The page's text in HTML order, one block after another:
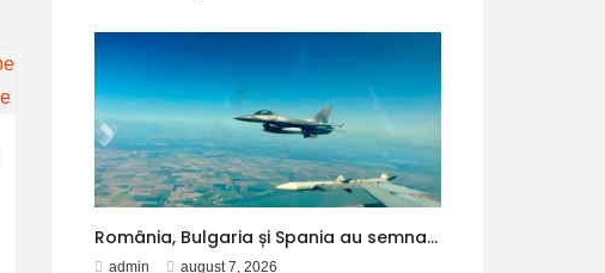
România, Bulgaria și Spania au semnat un acord pentru operațiuni transfrontaliere de poliție aeriană în cadrul NATO. Avioanele spaniole vor putea patrula și în spațiul aerian al Bulgariei
admin august 7, 2026